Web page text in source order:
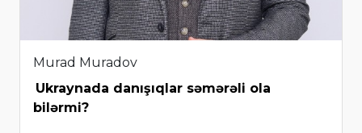
Murad Muradov
Ukraynada danışıqlar səmərəli ola
bilərmi?